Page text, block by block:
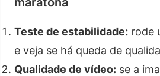
Teste de estabilidade: rode
e veja se há queda de
Qualidade de vídeo: se a